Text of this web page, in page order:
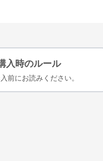
入時のルール
前にお読みください。